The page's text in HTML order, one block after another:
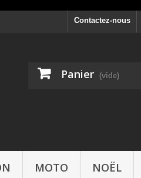
Contactez-nous
Panier (vide)
MOTO NOËL